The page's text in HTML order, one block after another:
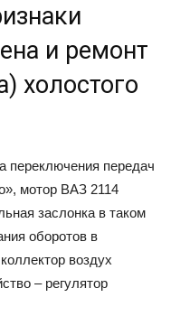
и ремонт
холостого
переключения передач
мотор ВАЗ 2114
заслонка в таком
оборотов в
воздух
– регулятор